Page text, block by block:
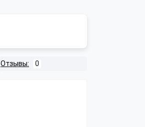
Отзывы: 0